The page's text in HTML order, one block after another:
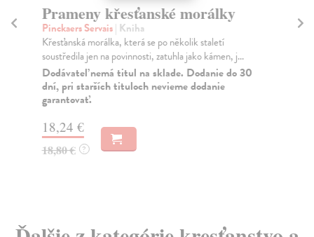
Prameny křesťanské morálky
Pinckaers Servais| Kniha
Křesťanská morálka, která se po několik staletí
soustředila jen na povinnosti, zatuhla jako kámen, j...
Dodávateľ nemá titul na sklade. Dodanie do 30
dní, pri starších tituloch nevieme dodanie
garantovať.
18,24 €
18,80 € ?